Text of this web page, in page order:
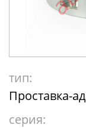
тип:
Проставка-
серия: